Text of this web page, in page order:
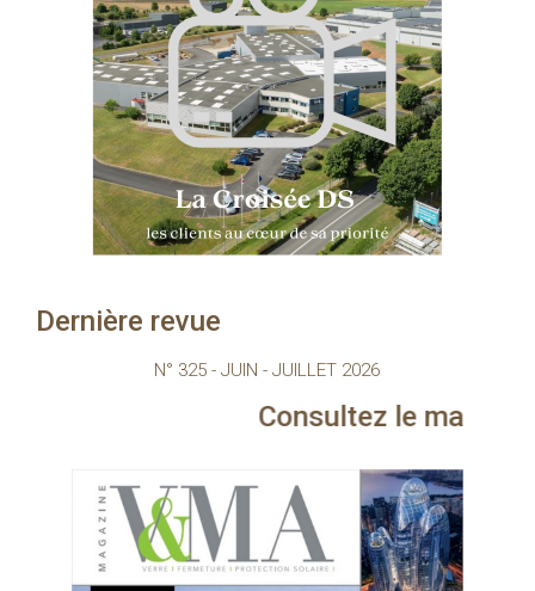
Dernière revue
N° 325 - JUIN - JUILLET 2026
Consultez le magazine